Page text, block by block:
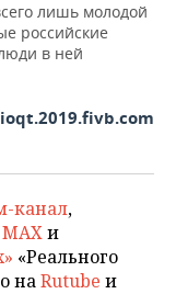
лишь молодой
российские
в ней
канал,
и
«Реального
наRutube и